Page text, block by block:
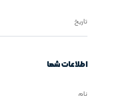
تاریخ
اطلاعات شما